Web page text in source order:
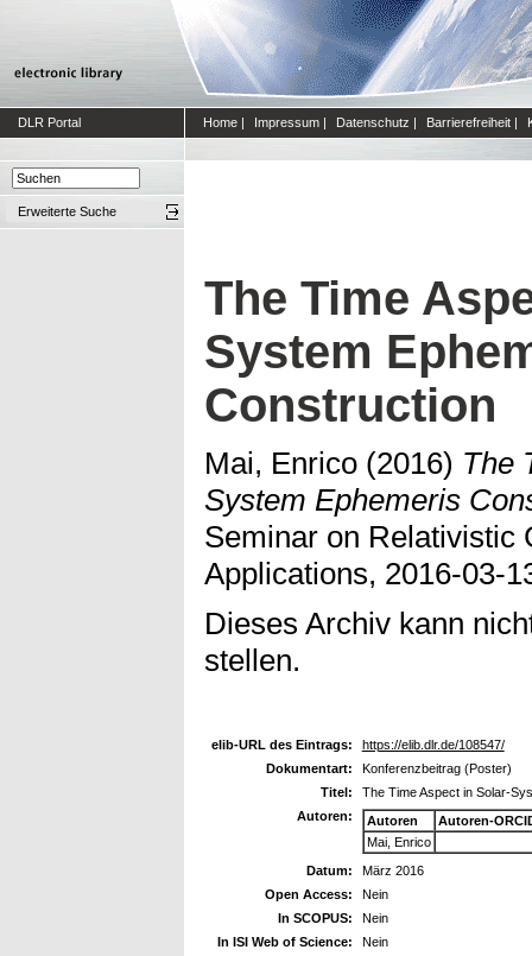
DLR Portal Home | Impressum | Datenschutz | Barrierefreiheit |
Erweiterte Suche
The Time
System
Construction
Mai, Enrico (2016) The
System Ephemeris
Seminar on Relativistic
Applications, 2016-03-
Dieses Archiv kann
stellen.
elib-URL des Eintrags:
https://elib.dlr.de/108547/
Dokumentart:
Konferenzbeitrag (Poster)
Titel:
The Time Aspect in Solar-
Autoren:
Autoren
Autoren-
Mai, Enrico
Datum:
März 2016
Open Access:
Nein
In SCOPUS:
Nein
In ISI Web of Science:
Nein